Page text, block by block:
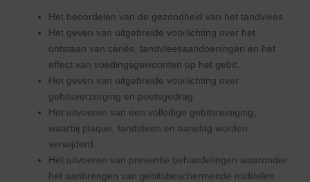
Het beoordelen van de gezondheid van het tandvlees
Het geven van uitgebreide voorlichting over het
ontstaan van cariës, tandvleesaandoeningen en het
effect van voedingsgewoonten op het gebit.
Het geven van uitgebreide voorlichting over
gebitsverzorging en poetsgedrag.
Het uitvoeren van een volledige gebitsreiniging,
waarbij plaque, tandsteen en aanslag worden
verwijderd.
Het uitvoeren van preventie behandelingen waaronder
het aanbrengen van gebitsbeschermende middelen